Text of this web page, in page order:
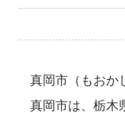
真岡市（もおか
真岡市は、栃木